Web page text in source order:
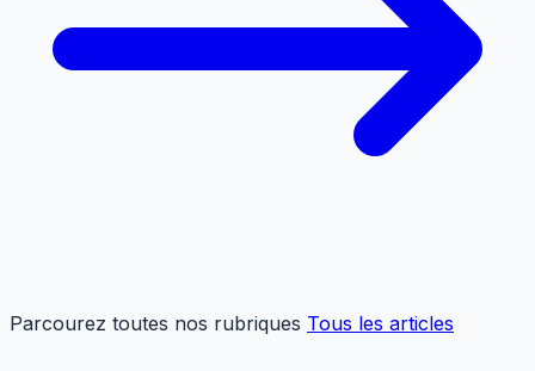
Parcourez toutes nos rubriques Tous les articles